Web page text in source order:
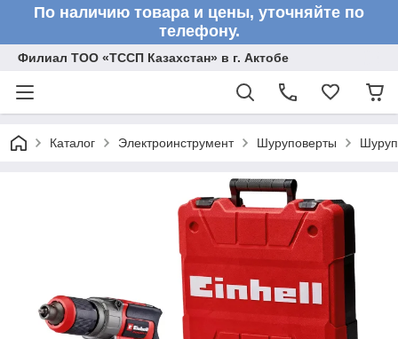
По наличию товара и цены, уточняйте по
телефону.
Филиал ТОО «ТССП Казахстан» в г. Актобе
Каталог Электроинструмент Шуруповерты